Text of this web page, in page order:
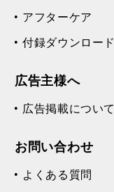
アフターケア
付録ダウンロード
広告主様へ
広告掲載について
お問い合わせ
よくある質問